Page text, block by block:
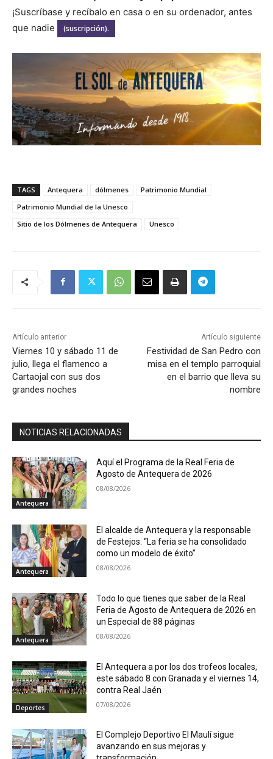
¡Suscríbase y recíbalo en casa o en su ordenador, antes
que nadie
(suscripción).
TAGS Antequera dólmenes
Patrimonio Mundial
Patrimonio Mundial de la Unesco
Sitio de los Dólmenes de Antequera
Unesco
Artículo anterior
Viernes 10 y sábado 11 de
julio, llega el flamenco a
Cartaojal con sus dos
grandes noches
Artículo siguiente
Festividad de San Pedro con
misa en el templo parroquial
en el barrio que lleva su
nombre
NOTICIAS RELACIONADAS
Antequera
Aquí el Programa de la Real Feria de
Agosto de Antequera de 2026
08/08/2026
Antequera
El alcalde de Antequera y la responsable
de Festejos: “La feria se ha consolidado
como un modelo de éxito”
08/08/2026
Antequera
Todo lo que tienes que saber de la Real
Feria de Agosto de Antequera de 2026 en
un Especial de 88 páginas
08/08/2026
Deportes
El Antequera a por los dos trofeos locales,
este sábado 8 con Granada y el viernes 14,
contra Real Jaén
07/08/2026
El Complejo Deportivo El Maulí sigue
avanzando en sus mejoras y